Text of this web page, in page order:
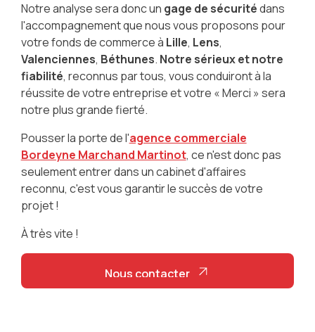
Notre analyse sera donc un gage de sécuritédans
l'accompagnement que nous vous proposons pour
votre fonds de commerce à Lille, Lens,
Valenciennes, Béthunes. Notre sérieux et notre
fiabilité, reconnus par tous, vous conduiront à la
réussite de votre entreprise et votre « Merci » sera
notre plus grande fierté.
Pousser la porte de l'agence commerciale
Bordeyne Marchand Martinot, ce n'est donc pas
seulement entrer dans un cabinet d'affaires
reconnu, c'est vous garantir le succès de votre
projet !
À très vite !
Nous contacter
Nous contacter